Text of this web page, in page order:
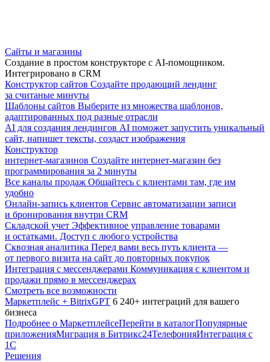
Сайты и магазины
Создание в простом конструкторе с AI-помощником.
Интегрировано в CRM
Конструктор сайтов Создайте продающий лендинг
за считаные минуты
Шаблоны сайтов Выберите из множества шаблонов,
адаптированных под разные отрасли
AI для создания лендингов AI поможет запустить уникальный
сайт, напишет тексты, создаст изображения
Конструктор
интернет-магазинов Создайте интернет-магазин без
программирования за 2 минуты
Все каналы продаж Общайтесь с клиентами там, где им
удобно
Онлайн-запись клиентов Сервис автоматизации записи
и бронирования внутри CRM
Складской учет Эффективное управление товарами
и остатками. Доступ с любого устройства
Сквозная аналитика Перед вами весь путь клиента —
от первого визита на сайт до повторных покупок
Интеграция с мессенджерами Коммуникация с клиентом и
продажи прямо в мессенджерах
Смотреть все возможности
Маркетплейс + BitrixGPT 6 240+ интеграций для вашего
бизнеса
Подробнее о МаркетплейсеПерейти в каталогПопулярные
приложенияМиграция в Битрикс24ТелефонияИнтеграция с
1С
Решения